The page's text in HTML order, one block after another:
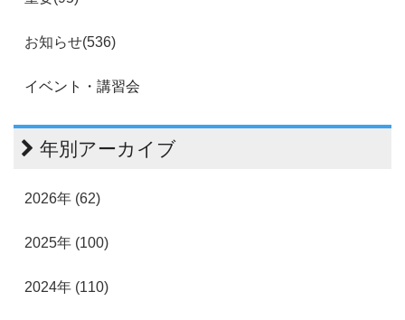
お知らせ(536)
イベント・講習会
年別アーカイブ
2026年 (62)
2025年 (100)
2024年 (110)